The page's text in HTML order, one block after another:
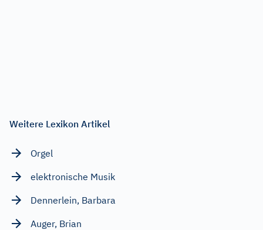
Weitere Lexikon Artikel
Orgel
elektronische Musik
Dennerlein, Barbara
Auger, Brian